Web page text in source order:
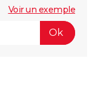
Voir un exemple